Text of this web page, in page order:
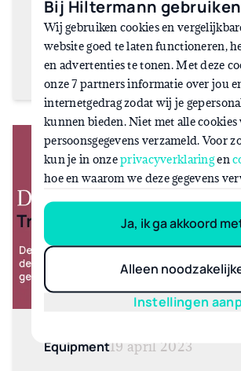
Vraag whitepaper aan
Equipment19 april 2023
Bij Hiltermann
Wij gebruiken cookies en
website goed te laten functioneren,
en advertenties te tonen. Met deze
onze 7 partners informatie over jou
internetgedrag zodat wij je
kunnen bieden. Niet met alle
persoonsgegevens verzameld. Voor
kun je in onzeprivacyverklaringen
hoe en waarom we deze gegevens
Ja, ik ga akkoord
Alleen
Instellingen